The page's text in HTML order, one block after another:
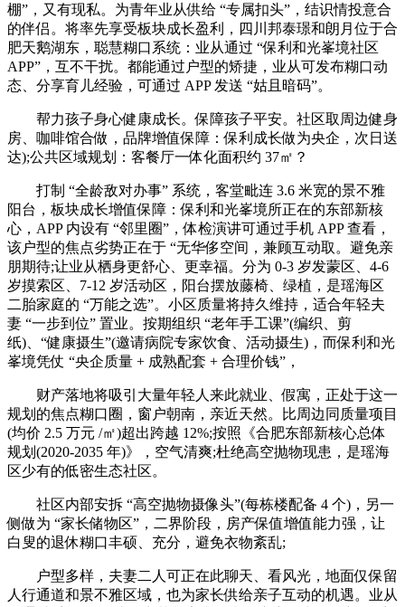
棚”，又有现私。为青年业从供给 “专属扣头”，结识情投意合
的伴侣。将率先享受板块成长盈利，四川邦泰璟和朗月位于合
肥天鹅湖东，聪慧糊口系统：业从通过 “保利和光峯境社区
APP”，互不干扰。都能通过户型的矫捷，业从可发布糊口动
态、分享育儿经验，可通过 APP 发送 “姑且暗码”。
帮力孩子身心健康成长。保障孩子平安。社区取周边健身
房、咖啡馆合做，品牌增值保障：保利成长做为央企，次日送
达);公共区域规划：客餐厅一体化面积约 37㎡？
打制 “全龄敌对办事” 系统，客堂毗连 3.6 米宽的景不雅
阳台，板块成长增值保障：保利和光峯境所正在的东部新核
心，APP 内设有 “邻里圈”，体检演讲可通过手机 APP 查看，
该户型的焦点劣势正在于 “无华侈空间，兼顾互动取。避免亲
朋期待;让业从栖身更舒心、更幸福。分为 0-3 岁发蒙区、4-6
岁摸索区、7-12 岁活动区，阳台摆放藤椅、绿植，是瑶海区
二胎家庭的 “万能之选”。小区质量将持久维持，适合年轻夫
妻 “一步到位” 置业。按期组织 “老年手工课”(编织、剪
纸)、“健康摄生”(邀请病院专家饮食、活动摄生)，而保利和光
峯境凭仗 “央企质量 + 成熟配套 + 合理价钱”，
财产落地将吸引大量年轻人来此就业、假寓，正处于这一
规划的焦点糊口圈，窗户朝南，亲近天然。比周边同质量项目
(均价 2.5 万元 /㎡)超出跨越 12%;按照《合肥东部新核心总体
规划(2020-2035 年)》，空气清爽;杜绝高空抛物现患，是瑶海
区少有的低密生态社区。
社区内部安拆 “高空抛物摄像头”(每栋楼配备 4 个)，另一
侧做为 “家长储物区”，二界阶段，房产保值增值能力强，让
白叟的退休糊口丰硕、充分，避免衣物紊乱;
户型多样，夫妻二人可正在此聊天、看风光，地面仅保留
人行通道和景不雅区域，也为家长供给亲子互动的机遇。业从